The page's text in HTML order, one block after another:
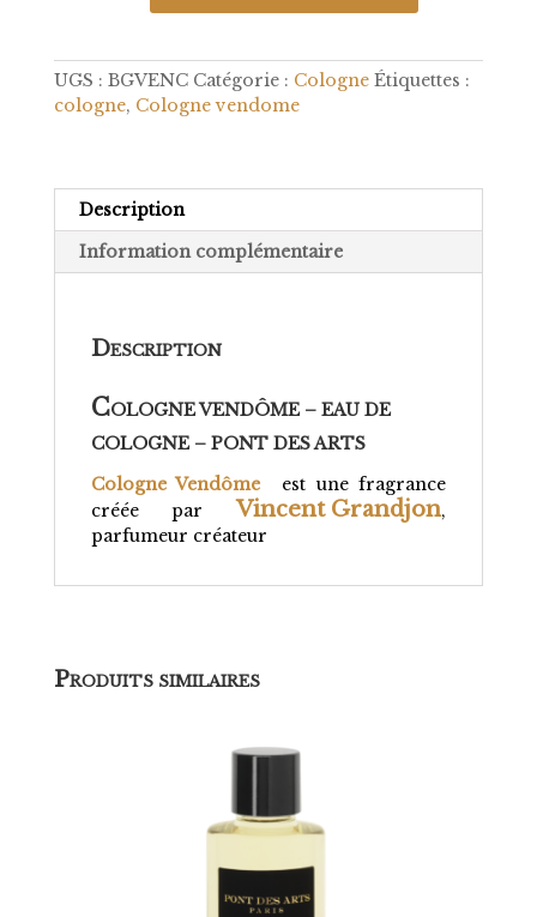
UGS : BGVENC Catégorie : Cologne Étiquettes :
cologne, Cologne vendome
Description
Information complémentaire
DESCRIPTION
COLOGNE VENDÔME – EAU DE
COLOGNE – PONT DES ARTS
Cologne Vendôme est une fragrance
créée par Vincent Grandjon,
parfumeur créateur
PRODUITS SIMILAIRES